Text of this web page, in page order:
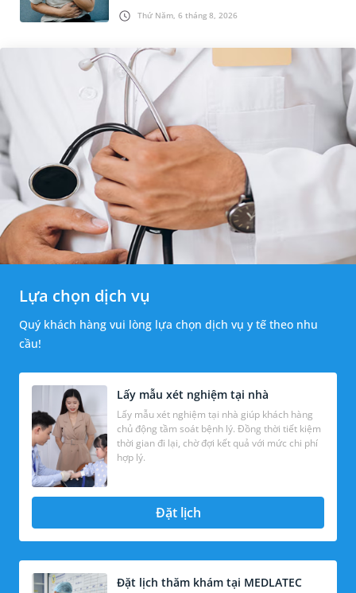
Thứ Năm, 6 tháng 8, 2026
khác. Dựa theo nguyên nhân cụ thể, bác sĩ sẽ
cân nhắc chỉ định p...
Lựa chọn dịch vụ
Quý khách hàng vui lòng lựa chọn dịch vụ y tế theo nhu
cầu!
Lấy mẫu xét nghiệm tại nhà
Lấy mẫu xét nghiệm tại nhà giúp khách hàng
chủ động tầm soát bệnh lý. Đồng thời tiết kiệm
thời gian đi lại, chờ đợi kết quả với mức chi phí
hợp lý.
Đặt lịch
Đặt lịch thăm khám tại MEDLATEC